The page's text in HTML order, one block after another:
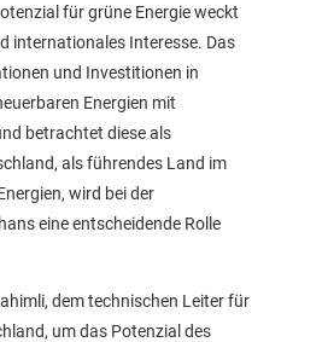
für grüne Energie weckt
internationales Interesse. Das
und Investitionen in
Energien mit
betrachtet diese als
als führendes Land im
wird bei der
eine entscheidende Rolle
dem technischen Leiter für
um das Potenzial des